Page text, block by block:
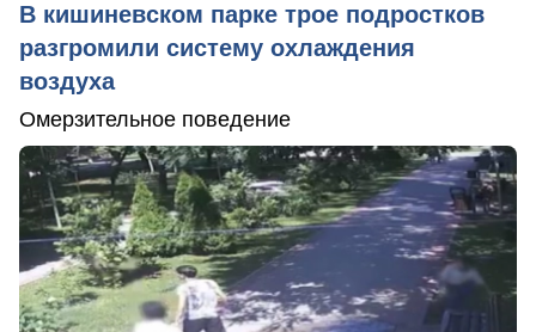
В кишиневском парке трое подростков
разгромили систему охлаждения
воздуха
Омерзительное поведение